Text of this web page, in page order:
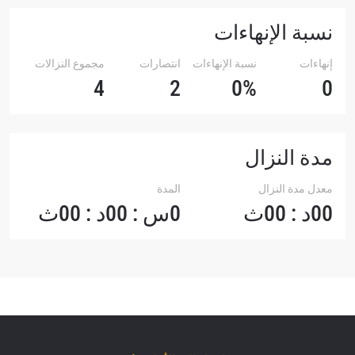
نسبة الإنهاءات
إنهاءات
0
نسبة الإنهاءات
0%
انتصارات
2
مجموع النزالات
4
مدة النزال
معدل مدة النزال
00د : 00ث
المدة
0س : 00د : 00ث